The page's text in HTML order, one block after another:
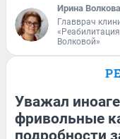
Ирина Волкова
Главврач
Волковой»
Уважал
фривольные
подробности